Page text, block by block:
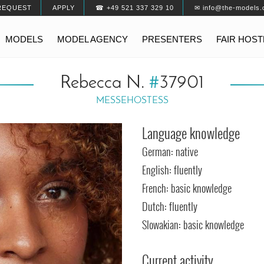
APPLY ☎ +49 521 337 329 10 ✉ info@the-
MODELS MODEL AGENCY PRESENTERS FAIR
Rebecca N. #37901
MESSEHOSTESS
Language knowledge
German: native
English: fluently
French: basic knowledge
Dutch: fluently
Slowakian: basic knowledge